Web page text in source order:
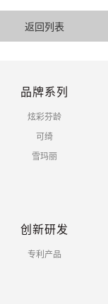
返回列表
品牌系列
炫彩芬龄
可绮
雪玛丽
创新研发
专利产品